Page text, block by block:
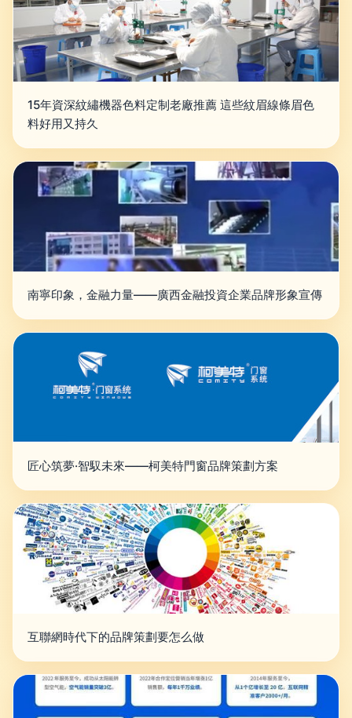
15年資深紋繡機器色料定制老廠推薦 這些紋眉線條眉色
料好用又持久
南寧印象，金融力量——廣西金融投資企業品牌形象宣傳
匠心筑夢·智馭未來——柯美特門窗品牌策劃方案
互聯網時代下的品牌策劃要怎么做